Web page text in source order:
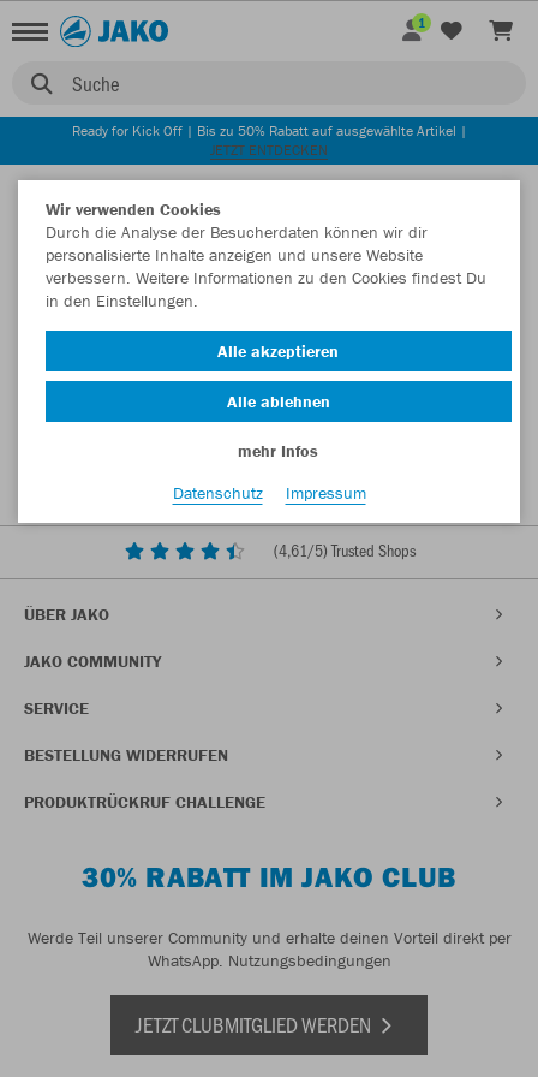
Suche
1
Ready for Kick Off | Bis zu 50% Rabatt auf ausgewählte Artikel |
JETZT ENTDECKEN
(4,61/5) Trusted Shops
ÜBER JAKO
JAKO COMMUNITY
SERVICE
BESTELLUNG WIDERRUFEN
PRODUKTRÜCKRUF CHALLENGE
30% RABATT IM JAKO CLUB
Werde Teil unserer Community und erhalte deinen Vorteil direkt per
WhatsApp. Nutzungsbedingungen
JETZT CLUBMITGLIED WERDEN
Wir verwenden Cookies
Durch die Analyse der Besucherdaten können wir dir
personalisierte Inhalte anzeigen und unsere Website
verbessern. Weitere Informationen zu den Cookies findest Du
in den Einstellungen.
Alle akzeptieren
Alle ablehnen
mehr Infos
Datenschutz
Impressum